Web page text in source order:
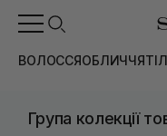
ВОЛОССЯОБЛИЧЧЯ
Група колекції